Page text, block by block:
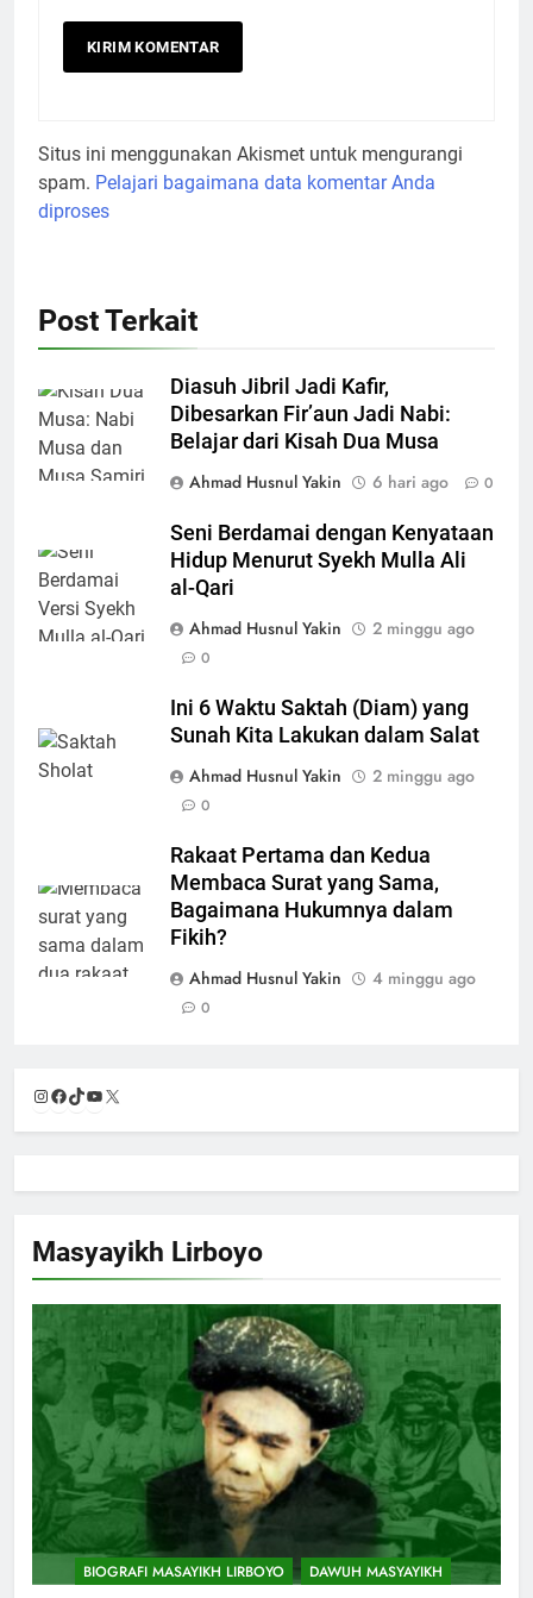
Situs ini menggunakan Akismet untuk mengurangi
spam. Pelajari bagaimana data komentar Anda
diproses
Post Terkait
Diasuh Jibril Jadi Kafir,
Dibesarkan Fir’aun Jadi Nabi:
Belajar dari Kisah Dua Musa
Ahmad Husnul Yakin
6 hari ago 0
Seni Berdamai dengan Kenyataan
Hidup Menurut Syekh Mulla Ali
al-Qari
Ahmad Husnul Yakin
2 minggu ago
0
Ini 6 Waktu Saktah (Diam) yang
Sunah Kita Lakukan dalam Salat
Ahmad Husnul Yakin
2 minggu ago
0
Rakaat Pertama dan Kedua
Membaca Surat yang Sama,
Bagaimana Hukumnya dalam
Fikih?
Ahmad Husnul Yakin
4 minggu ago
0
Instagram
Facebook
TikTok
YouTube
Masyayikh Lirboyo
BIOGRAFI MASAYIKH LIRBOYO DAWUH MASYAYIKH